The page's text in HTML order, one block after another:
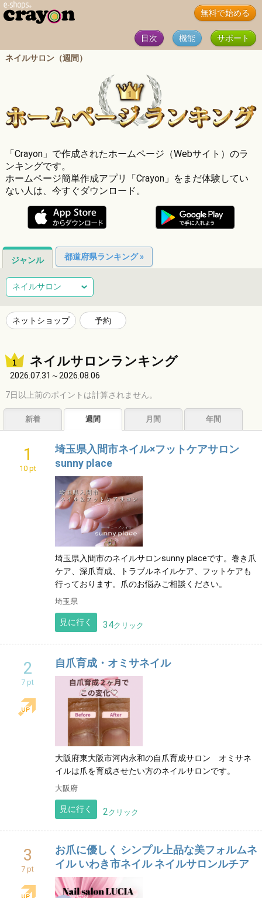
無料で始める
目次 機能
サポート
ネイルサロン（週間）
「Crayon」で作成されたホームページ（Webサイト）のラ
ンキングです。
ホームページ簡単作成アプリ「Crayon」をまだ体験してい
ない人は、今すぐダウンロード。
ジャンル 都道府県ランキング »
総合 健康
ネイルサロン エステサロン
ショッピング グルメ 居酒屋 ビジネス
エンタメ アーティスト クリエイター
ネイルサロン
ネットショップ 予約
ネイルサロンランキング
2026.07.31～2026.08.06
7日以上前のポイントは計算されません。
新着 週間 月間 年間
1
10 pt
埼玉県入間市ネイル×フットケアサロン
sunny place
埼玉県入間市のネイルサロンsunny placeです。巻き爪
ケア、深爪育成、トラブルネイルケア、フットケアも
行っております。爪のお悩みご相談ください。
埼玉県
見に行く 34クリック
2
7 pt
自爪育成・オミサネイル
大阪府東大阪市河内永和の自爪育成サロン オミサネ
イルは爪を育成させたい方のネイルサロンです。
大阪府
見に行く 2クリック
3
7 pt
お爪に優しく シンプル上品な美フォルムネ
イル いわき市ネイル ネイルサロンルチア